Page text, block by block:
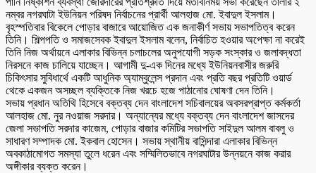
নম্বর নগরঘাটা ইউনিয়ন পরিষদ নির্বাচনের প্রার্থী আলহাজ মো. ইবাদুল ইসলাম।
বৃহস্পতিবার বিকেলে পোড়ার বাজারে আয়োজিত এক জনাকীর্ণ সভায় সভাপতিত্ব করেন
তিনি। শিল্পপতি ও সমাজসেবক ইবাদুল ইসলাম বলেন, নির্বাচিত হওয়ার অপেক্ষা না করেই
তিনি নিজ অর্থায়নে এলাকার বিভিন্ন চলাচলের অনুপযোগী সড়ক সংস্কার ও জলাবদ্ধতা
নিরসনে কাজ চালিয়ে যাচ্ছেন। আগামী দু-এক দিনের মধ্যে ইউনিয়নবাসীর জরুরি
চিকিৎসার সুবিধার্থে একটি আধুনিক অ্যাম্বুলেন্স প্রদান এবং প্রতি বছর প্রতিটি ওয়ার্ড
থেকে একজন অসচ্ছল ব্যক্তিকে নিজ খরচে হজে পাঠানোর ঘোষণা দেন তিনি।
সভায় প্রধান অতিথি হিসেবে বক্তব্য দেন বাংলাদেশ সচিবালয়ের অবসরপ্রাপ্ত কর্মকর্তা
আলহাজ মো. নুর নওয়াজ সরদার। অন্যান্যের মধ্যে বক্তব্য দেন বাংলাদেশ জাসদের
জেলা সভাপতি সরদার কাজেম, পোড়ার বাজার কমিটির সভাপতি সাইদুল আলম বাবলু ও
সাধারণ সম্পাদক মো. ইকবাল হোসেন। সভায় স্থানীয় বাসিন্দারা এলাকার বিভিন্ন
অবকাঠামোগত সমস্যা তুলে ধরেন এবং সম্মিলিতভাবে নগরঘাটার উন্নয়নে কাজ করার
অঙ্গীকার ব্যক্ত করেন।